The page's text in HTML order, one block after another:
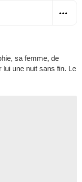
sa femme, de
lui une nuit sans fin. Le